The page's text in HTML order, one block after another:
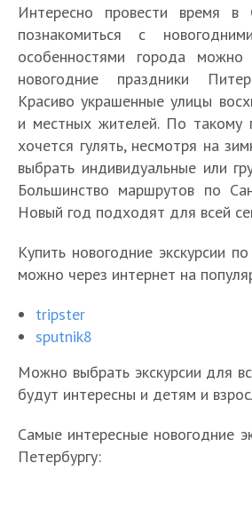
Интересно провести время в
познакомиться с
особенностями города можно
новогодние праздники
Красиво украшенные улицы
и местных жителей. По такому
хочется гулять, несмотря на
выбрать индивидуальные или
Большинство маршрутов по
Новый год подходят для всей
Купить новогодние экскурсии
можно через интернет на
tripster
sputnik8
Можно выбрать экскурсии для
будут интересны и детям и
Самые интересные новогодние
Петербургу: